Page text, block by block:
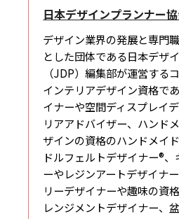
日本デザインプランナー
デザイン業界の発展と専門
とした団体である日本デザ
（JDP）編集部が運営する
インテリアデザイン資格で
イナーや空間ディスプレイ
リアアドバイザー、ハンド
ザインの資格のハンドメイ
ドルフェルトデザイナー®
ーやレジンアートデザイナ
リーデザイナーや趣味の資
レンジメントデザイナー、